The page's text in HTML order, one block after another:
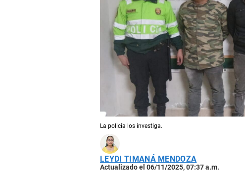
La policía los investiga.
LEYDI TIMANÁ MENDOZA
Actualizado el 06/11/2025, 07:37 a.m.